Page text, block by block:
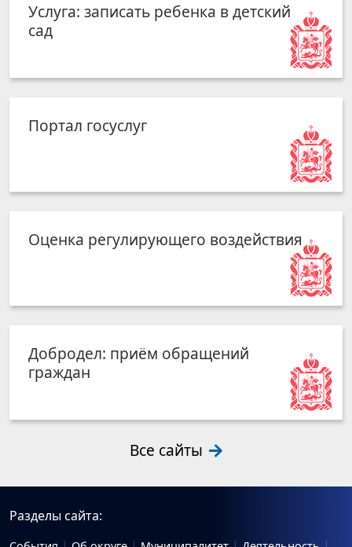
Услуга: записать ребенка в детский
сад
Портал госуслуг
Оценка регулирующего воздействия
Добродел: приём обращений
граждан
Все сайты
Разделы сайта: